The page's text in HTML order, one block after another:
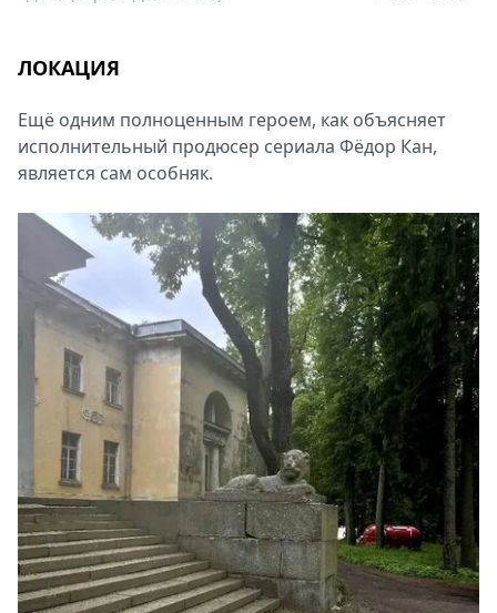
ЛОКАЦИЯ
Ещё одним полноценным героем, как объясняет
исполнительный продюсер сериала Фёдор Кан,
является сам особняк.